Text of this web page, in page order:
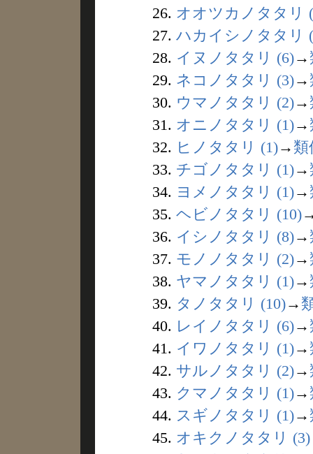
26. オオツカノタタリ
27. ハカイシノタタリ
28. イヌノタタリ (6)→
29. ネコノタタリ (3)→
30. ウマノタタリ (2)→
31. オニノタタリ (1)→
32. ヒノタタリ (1)→ 類
33. チゴノタタリ (1)→
34. ヨメノタタリ (1)→
35. ヘビノタタリ (10)
36. イシノタタリ (8)→
37. モノノタタリ (2)→
38. ヤマノタタリ (1)→
39. タノタタリ (10)→
40. レイノタタリ (6)→
41. イワノタタリ (1)→
42. サルノタタリ (2)→
43. クマノタタリ (1)→
44. スギノタタリ (1)→
45. オキクノタタリ (3)